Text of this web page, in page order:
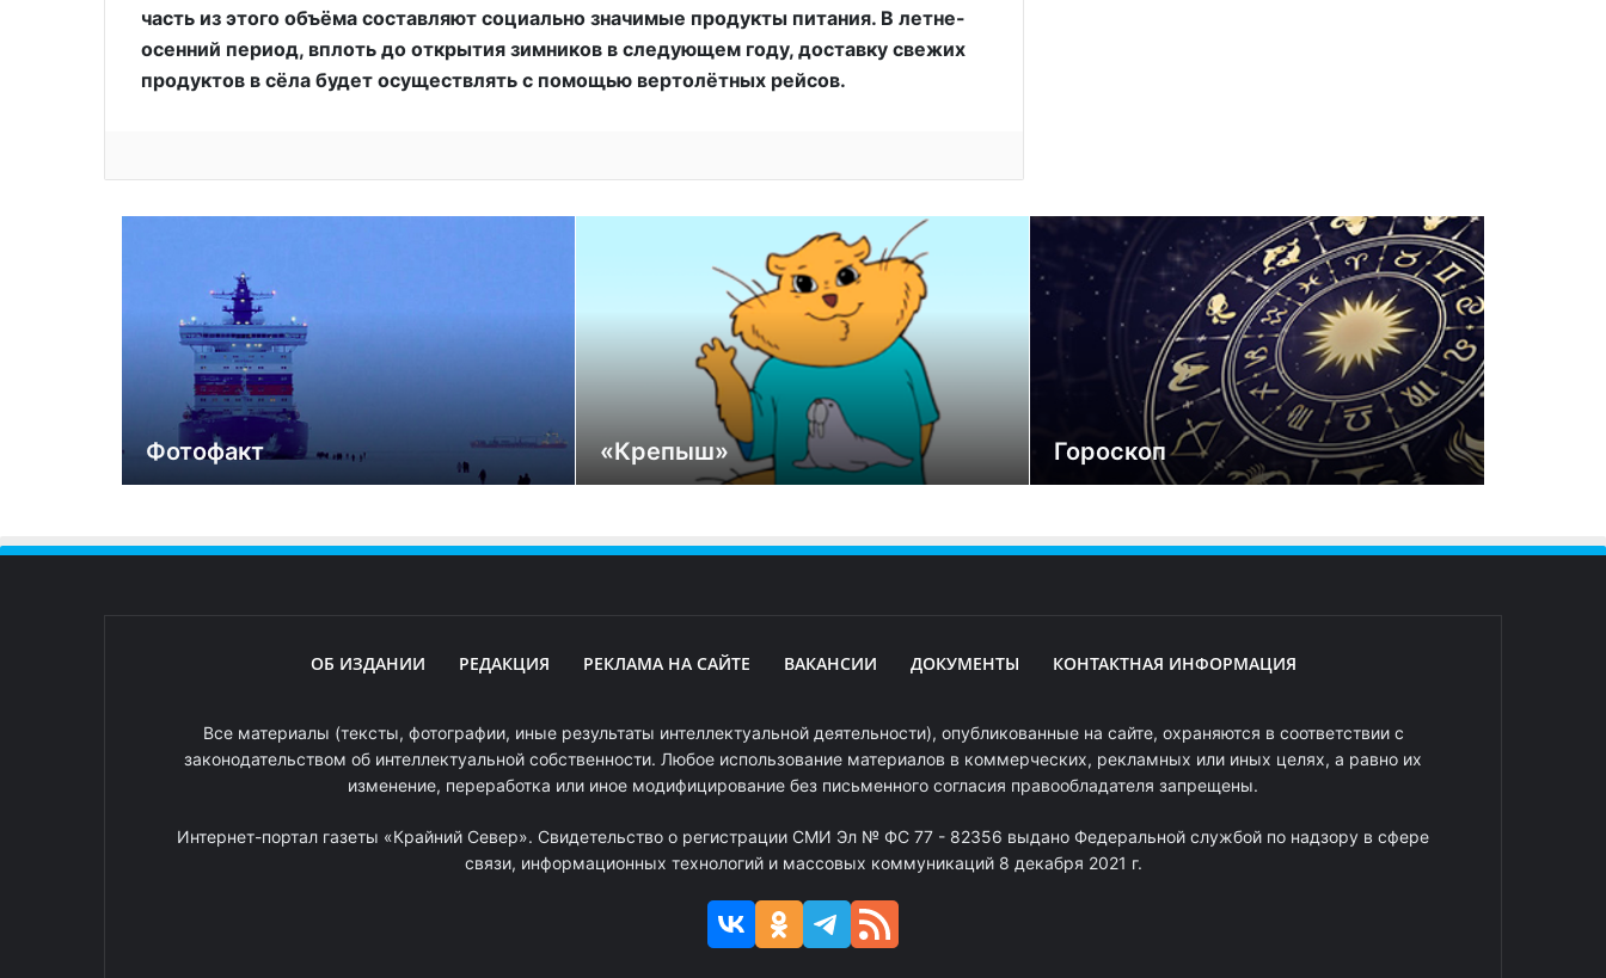
часть из этого объёма составляют социально значимые продукты питания. В летне-
осенний период, вплоть до открытия зимников в следующем году, доставку свежих
продуктов в сёла будет осуществлять с помощью вертолётных рейсов.
Фотофакт «Крепыш» Гороскоп
ОБ ИЗДАНИИ РЕДАКЦИЯ РЕКЛАМА НА САЙТЕ ВАКАНСИИ ДОКУМЕНТЫ КОНТАКТНАЯ ИНФОРМАЦИЯ
Все материалы (тексты, фотографии, иные результаты интеллектуальной деятельности), опубликованные на сайте, охраняются в соответствии с
законодательством об интеллектуальной собственности. Любое использование материалов в коммерческих, рекламных или иных целях, а равно их
изменение, переработка или иное модифицирование без письменного согласия правообладателя запрещены.
Интернет-портал газеты «Крайний Север». Свидетельство о регистрации СМИ Эл № ФС 77 - 82356 выдано Федеральной службой по надзору в сфере
связи, информационных технологий и массовых коммуникаций 8 декабря 2021 г.